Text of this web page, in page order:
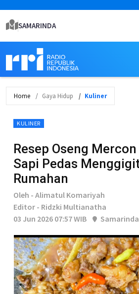
SAMARINDA
Home Gaya Hidup Kuliner
KULINER
Resep Oseng
Sapi Pedas
Rumahan
Oleh - Alimatul Komariyah
Editor - Ridzki Multianatha
03 Jun 2026 07:57 WIB
Samarinda